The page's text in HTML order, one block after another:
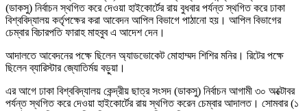
(ডাকসু) নির্বাচন স্থগিত করে দেওয়া হাইকোর্টের রায় বুধবার পর্যন্ত স্থগিত করে ঢাকা
বিশ্ববিদ্যালয় কর্তৃপক্ষের করা আবেদন আপিল বিভাগে পাঠানো হয়। আপিল বিভাগের
চেম্বার বিচারপতি ফারাহ মাহবুব এ আদেশ দেন।
আদালতে আবেদনের পক্ষে ছিলেন অ্যাডভোকেট মোহাম্মদ শিশির মনির। রিটের পক্ষে
ছিলেন ব্যারিস্টার জ্যোতির্ময় বড়ুয়া।
এর আগে ঢাকা বিশ্ববিদ্যালয় কেন্দ্রীয় ছাত্র সংসদ (ডাকসু) নির্বাচন আগামী ৩০ অক্টোবর
পর্যন্ত স্থগিত করে দেওয়া হাইকোর্টের রায় স্থগিত করেন চেম্বার আদালত। সোমবার (১